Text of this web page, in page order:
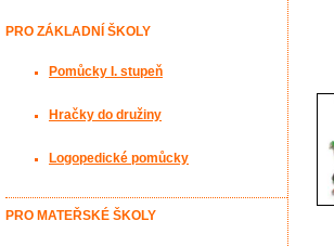
PRO ZÁKLADNÍ ŠKOLY
Pomůcky I. stupeň
Hračky do družiny
Logopedické pomůcky
PRO MATEŘSKÉ ŠKOLY